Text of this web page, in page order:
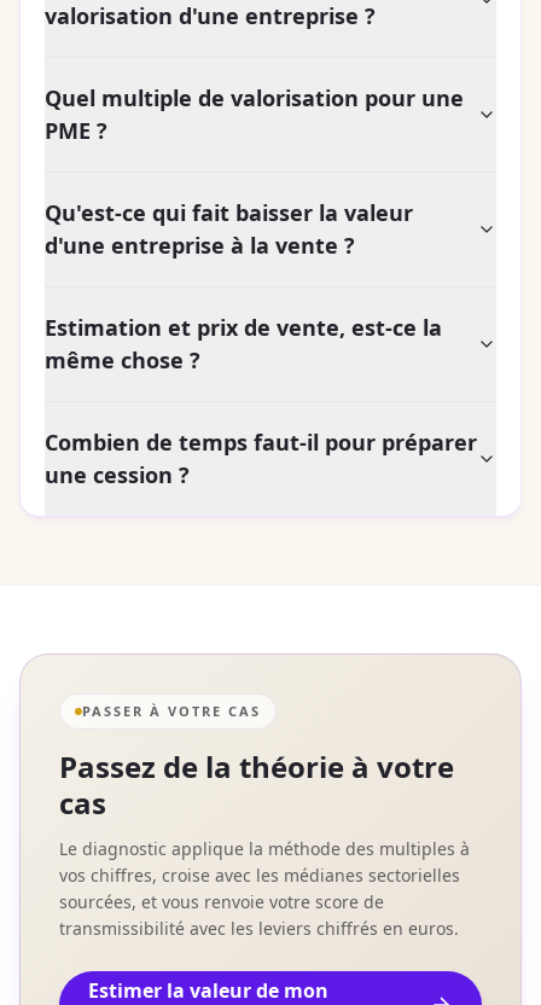
valorisation d'une entreprise ?
Quel multiple de valorisation pour une
PME ?
Qu'est-ce qui fait baisser la valeur
d'une entreprise à la vente ?
Estimation et prix de vente, est-ce la
même chose ?
Combien de temps faut-il pour préparer
une cession ?
PASSER À VOTRE CAS
Passez de la théorie à votre
cas
Le diagnostic applique la méthode des multiples à
vos chiffres, croise avec les médianes sectorielles
sourcées, et vous renvoie votre score de
transmissibilité avec les leviers chiffrés en euros.
Estimer la valeur de mon